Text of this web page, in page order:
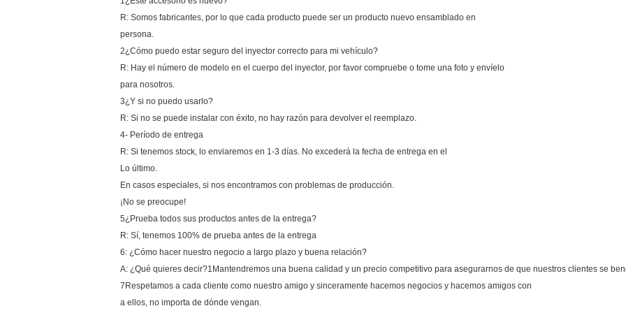
R: Somos fabricantes, por lo que cada producto puede ser un producto nuevo ensamblado en
persona.
2¿Cómo puedo estar seguro del inyector correcto para mi vehículo?
R: Hay el número de modelo en el cuerpo del inyector, por favor compruebe o tome una foto y envíelo
para nosotros.
3¿Y si no puedo usarlo?
R: Si no se puede instalar con éxito, no hay razón para devolver el reemplazo.
4- Período de entrega
R: Si tenemos stock, lo enviaremos en 1-3 días. No excederá la fecha de entrega en el
Lo último.
En casos especiales, si nos encontramos con problemas de producción.
¡No se preocupe!
5¿Prueba todos sus productos antes de la entrega?
R: Sí, tenemos 100% de prueba antes de la entrega
6: ¿Cómo hacer nuestro negocio a largo plazo y buena relación?
A: ¿Qué quieres decir?1Mantendremos una buena calidad y un precio competitivo para asegurarnos de que nuestros clientes se
7Respetamos a cada cliente como nuestro amigo y sinceramente hacemos negocios y hacemos amigos con
a ellos, no importa de dónde vengan.